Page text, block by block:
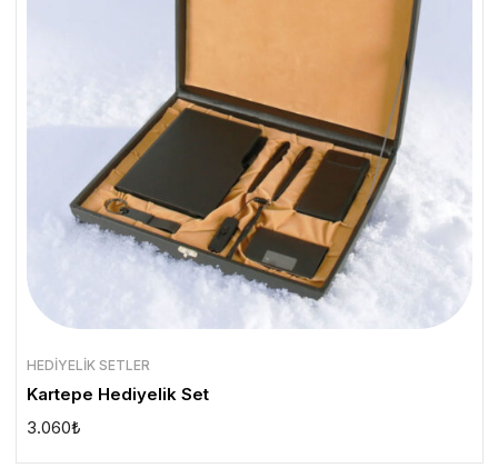
HEDIYELIK SETLER
Kartepe Hediyelik Set
3.060₺